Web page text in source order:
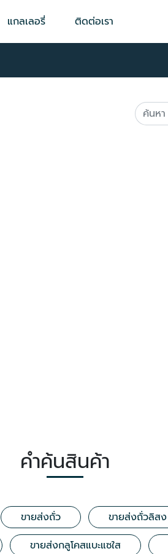
แกลเลอรี่ ติดต่อเรา
คำค้นสินค้า
ขายส่งถั่ว ขายส่งถั่วลิสง
ขายส่งกลูโคสแบะแซใส